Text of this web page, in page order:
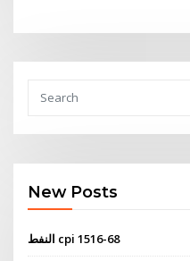
New Posts
النفط cpi 1516-68